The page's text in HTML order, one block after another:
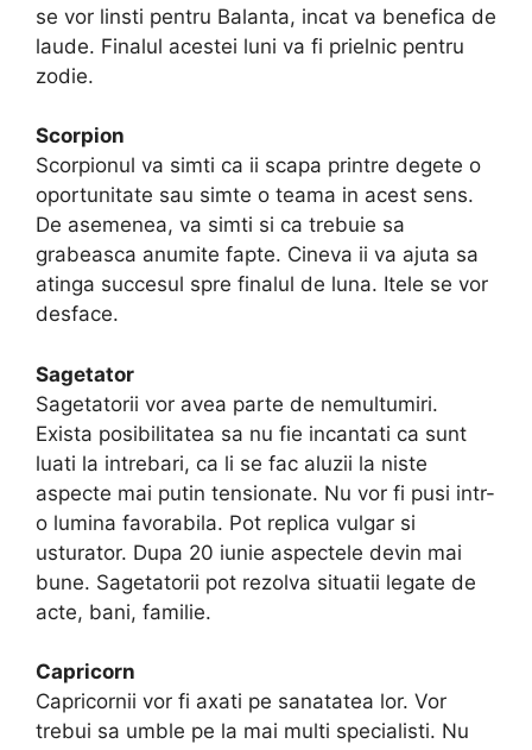
se vor linsti pentru Balanta, incat va benefica de
laude. Finalul acestei luni va fi prielnic pentru
zodie.
Scorpion
Scorpionul va simti ca ii scapa printre degete o
oportunitate sau simte o teama in acest sens.
De asemenea, va simti si ca trebuie sa
grabeasca anumite fapte. Cineva ii va ajuta sa
atinga succesul spre finalul de luna. Itele se vor
desface.
Sagetator
Sagetatorii vor avea parte de nemultumiri.
Exista posibilitatea sa nu fie incantati ca sunt
luati la intrebari, ca li se fac aluzii la niste
aspecte mai putin tensionate. Nu vor fi pusi intr-
o lumina favorabila. Pot replica vulgar si
usturator. Dupa 20 iunie aspectele devin mai
bune. Sagetatorii pot rezolva situatii legate de
acte, bani, familie.
Capricorn
Capricornii vor fi axati pe sanatatea lor. Vor
trebui sa umble pe la mai multi specialisti. Nu